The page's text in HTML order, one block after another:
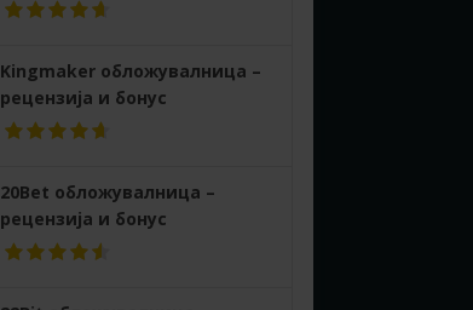
Kingmaker обложувалница –
рецензија и бонус
20Bet обложувалница –
рецензија и бонус